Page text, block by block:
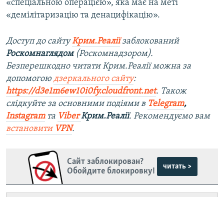
«спеціальною операцією», яка має на меті
«демілітаризацію та денацифікацію».
Доступ до сайтуКрим.Реаліїзаблокований
Роскомнаглядом (Роскомнадзором).
Безперешкодно читати Крим.Реалії можна за
допомогою дзеркального сайту:
https://d3e1m6ew10i0fy.cloudfront.net. Також
слідкуйте за основними подіями в Telegram,
Instagramта ViberКрим.Реалії. Рекомендуємо вам
встановити VPN.
Сайт заблокирован?
Обойдите блокировку!
читать >